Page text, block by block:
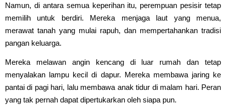
Namun, di antara semua keperihan itu, perempuan pesisir tetap
memilih untuk berdiri. Mereka menjaga laut yang menua,
merawat tanah yang mulai rapuh, dan mempertahankan tradisi
pangan keluarga.
Mereka melawan angin kencang di luar rumah dan tetap
menyalakan lampu kecil di dapur. Mereka membawa jaring ke
pantai di pagi hari, lalu membawa anak tidur di malam hari. Peran
yang tak pernah dapat dipertukarkan oleh siapa pun.